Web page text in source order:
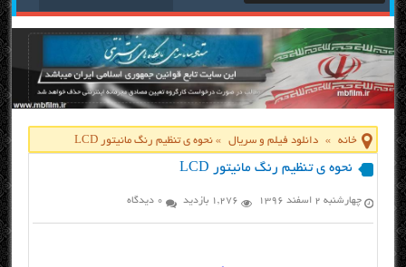
خانه » دانلود فیلم و سریال »نحوه ی تنظیم رنگ مانیتور LCD
نحوه ی تنظیم رنگ مانیتور LCD
چهارشنبه ۲ اسفند ۱۳۹۶ 1,276 بازدید 0 دیدگاه